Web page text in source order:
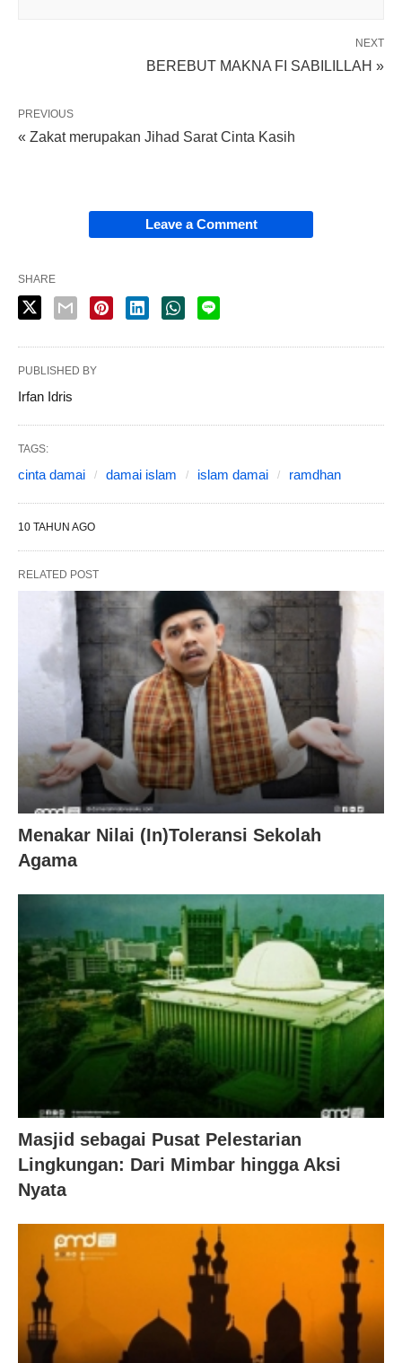
NEXT
BEREBUT MAKNA FI SABILILLAH »
PREVIOUS
« Zakat merupakan Jihad Sarat Cinta Kasih
Leave a Comment
SHARE
PUBLISHED BY
Irfan Idris
TAGS:
cinta damai damai islam islam damai ramdhan
10 TAHUN AGO
RELATED POST
Menakar Nilai (In)Toleransi Sekolah
Agama
Masjid sebagai Pusat Pelestarian
Lingkungan: Dari Mimbar hingga Aksi
Nyata